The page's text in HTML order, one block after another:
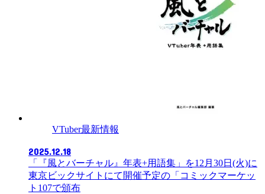
VTuber最新情報
2025.12.18
「『風とバーチャル』年表+用語集」を12月30日(火)に
東京ビックサイトにて開催予定の「コミックマーケッ
ト107で頒布